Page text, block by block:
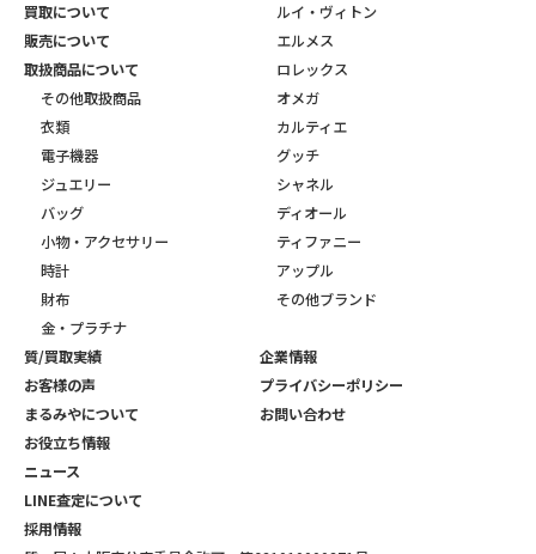
買取について
販売について
取扱商品について
その他取扱商品
衣類
電子機器
ジュエリー
バッグ
小物・アクセサリー
時計
財布
金・プラチナ
ルイ・ヴィトン
エルメス
ロレックス
オメガ
カルティエ
グッチ
シャネル
ディオール
ティファニー
アップル
その他ブランド
質/買取実績
お客様の声
まるみやについて
お役立ち情報
ニュース
LINE査定について
採用情報
企業情報
プライバシーポリシー
お問い合わせ